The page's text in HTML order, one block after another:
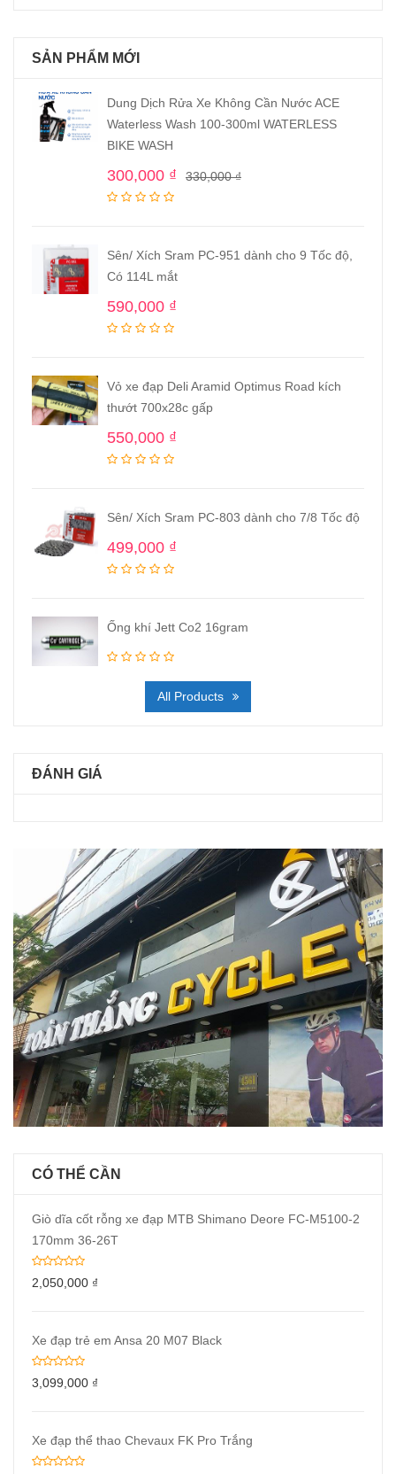
SẢN PHẨM MỚI
Dung Dịch Rửa Xe Không Cần Nước ACE
Waterless Wash 100-300ml WATERLESS
BIKE WASH
330,000₫
300,000 ₫
Sên/ Xích Sram PC-951 dành cho 9 Tốc độ,
Có 114L mắt
590,000 ₫
Vỏ xe đạp Deli Aramid Optimus Road kích
thướt 700x28c gấp
550,000 ₫
Sên/ Xích Sram PC-803 dành cho 7/8 Tốc độ
499,000 ₫
Ống khí Jett Co2 16gram
All Products
ĐÁNH GIÁ
CÓ THỂ CẦN
Giò dĩa cốt rỗng xe đạp MTB Shimano Deore FC-M5100-2
170mm 36-26T
2,050,000 ₫
Xe đạp trẻ em Ansa 20 M07 Black
3,099,000 ₫
Xe đạp thể thao Chevaux FK Pro Trắng